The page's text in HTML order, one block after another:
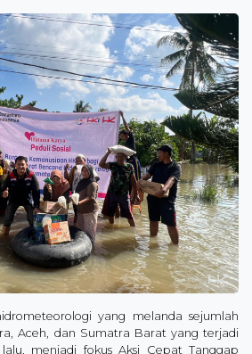
yang melanda sejumlah
Aceh, dan Sumatra Barat yang terjadi
menjadi fokus Aksi Cepat Tanggap